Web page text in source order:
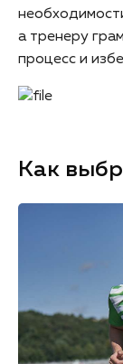
а тренеру
процесс и
Как